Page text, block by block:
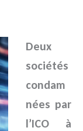
Deux
sociétés
condam
nées par
l’ICO à